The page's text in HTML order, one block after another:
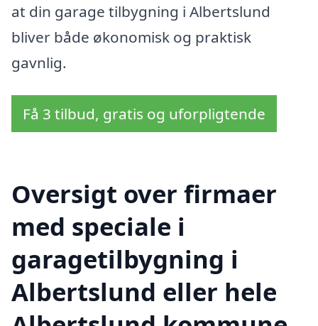
at din garage tilbygning i Albertslund
bliver både økonomisk og praktisk
gavnlig.
Få 3 tilbud, gratis og uforpligtende
Oversigt over firmaer
med speciale i
garagetilbygning i
Albertslund eller hele